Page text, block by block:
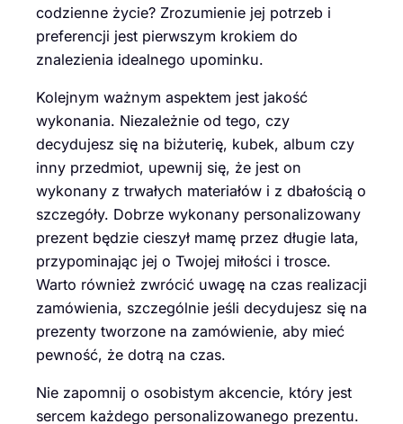
codzienne życie? Zrozumienie jej potrzeb i
preferencji jest pierwszym krokiem do
znalezienia idealnego upominku.
Kolejnym ważnym aspektem jest jakość
wykonania. Niezależnie od tego, czy
decydujesz się na biżuterię, kubek, album czy
inny przedmiot, upewnij się, że jest on
wykonany z trwałych materiałów i z dbałością o
szczegóły. Dobrze wykonany personalizowany
prezent będzie cieszył mamę przez długie lata,
przypominając jej o Twojej miłości i trosce.
Warto również zwrócić uwagę na czas realizacji
zamówienia, szczególnie jeśli decydujesz się na
prezenty tworzone na zamówienie, aby mieć
pewność, że dotrą na czas.
Nie zapomnij o osobistym akcencie, który jest
sercem każdego personalizowanego prezentu.